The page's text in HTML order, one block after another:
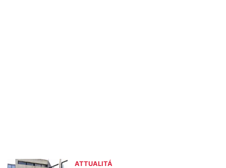
ATTUALITÁ